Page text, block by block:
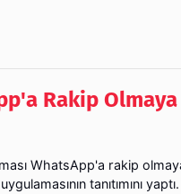
Rakip Olmaya
WhatsApp'a rakip
tanıtımını yaptı.